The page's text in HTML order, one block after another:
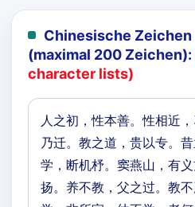
Chinesische
(maximal 200 Zeichen):
character lists)